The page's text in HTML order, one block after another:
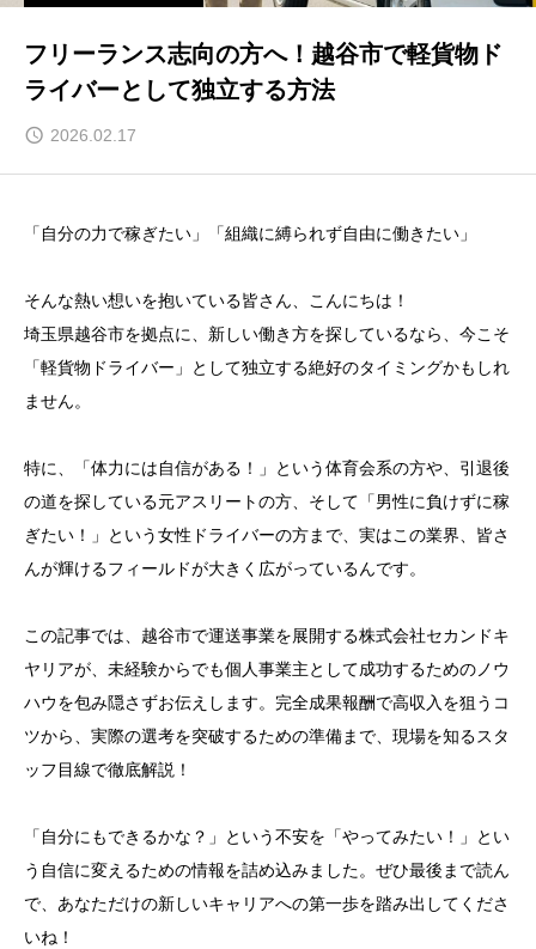
フリーランス志向の方へ！越谷市で軽貨物ド
ライバーとして独立する方法
2026.02.17
「自分の力で稼ぎたい」「組織に縛られず自由に働きたい」
そんな熱い想いを抱いている皆さん、こんにちは！
埼玉県越谷市を拠点に、新しい働き方を探しているなら、今こそ
「軽貨物ドライバー」として独立する絶好のタイミングかもしれ
ません。
特に、「体力には自信がある！」という体育会系の方や、引退後
の道を探している元アスリートの方、そして「男性に負けずに稼
ぎたい！」という女性ドライバーの方まで、実はこの業界、皆さ
んが輝けるフィールドが大きく広がっているんです。
この記事では、越谷市で運送事業を展開する株式会社セカンドキ
ヤリアが、未経験からでも個人事業主として成功するためのノウ
ハウを包み隠さずお伝えします。完全成果報酬で高収入を狙うコ
ツから、実際の選考を突破するための準備まで、現場を知るスタ
ッフ目線で徹底解説！
「自分にもできるかな？」という不安を「やってみたい！」とい
う自信に変えるための情報を詰め込みました。ぜひ最後まで読ん
で、あなただけの新しいキャリアへの第一歩を踏み出してくださ
いね！